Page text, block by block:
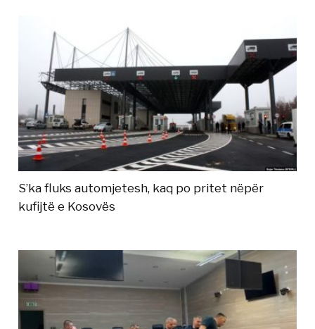
S’ka fluks automjetesh, kaq po pritet nëpër
kufijtë e Kosovës